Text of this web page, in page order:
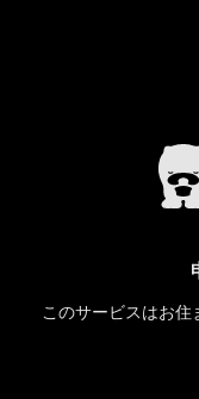
このサービスはお住